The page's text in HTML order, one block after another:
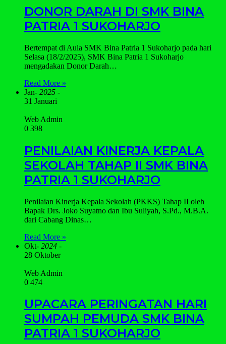
DONOR DARAH DI SMK BINA
PATRIA 1 SUKOHARJO
Bertempat di Aula SMK Bina Patria 1 Sukoharjo pada hari
Selasa (18/2/2025), SMK Bina Patria 1 Sukoharjo
mengadakan Donor Darah…
Read More »
Jan- 2025 -
31 Januari
Web Admin
0 398
PENILAIAN KINERJA KEPALA
SEKOLAH TAHAP II SMK BINA
PATRIA 1 SUKOHARJO
Penilaian Kinerja Kepala Sekolah (PKKS) Tahap II oleh
Bapak Drs. Joko Suyatno dan Ibu Suliyah, S.Pd., M.B.A.
dari Cabang Dinas…
Read More »
Okt- 2024 -
28 Oktober
Web Admin
0 474
UPACARA PERINGATAN HARI
SUMPAH PEMUDA SMK BINA
PATRIA 1 SUKOHARJO